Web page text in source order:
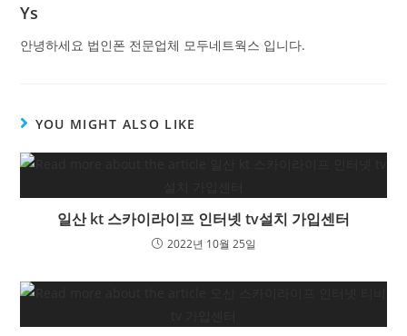
Ys
안녕하세요 법인폰 전문업체 모두네트웍스 입니다.
YOU MIGHT ALSO LIKE
일산 kt 스카이라이프 인터넷 tv설치 가입센터
2022년 10월 25일